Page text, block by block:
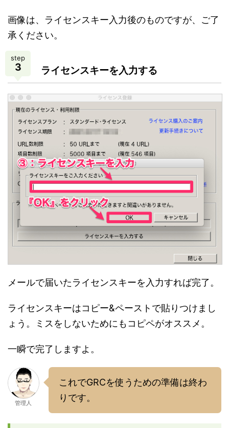
画像は、ライセンスキー入力後のものですが、ご了
承ください。
step
3 ライセンスキーを入力する
メールで届いたライセンスキーを入力すれば完了。
ライセンスキーはコピー&ペーストで貼りつけまし
ょう。ミスをしないためにもコピペがオススメ。
一瞬で完了しますよ。
管理人
これでGRCを使うための準備は終わ
りです。